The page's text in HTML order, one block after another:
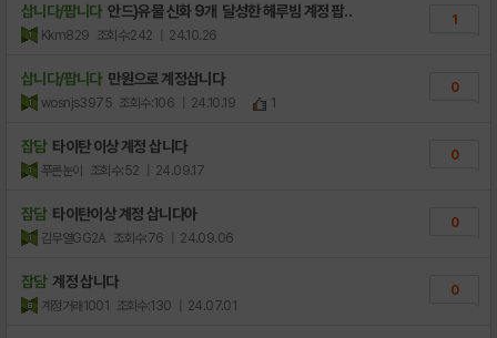
삽니다/팝니다 안드)유물 신화 9개 달성한 헤루빔 계정 팝..
Kkm829 조회수:242 | 24.10.26
1
삽니다/팝니다 만원으로 계정삽니다
wosnjs3975 조회수:106 | 24.10.19 1
0
잡담 타이탄 이상 계정 삽니다
푸른눈이 조회수:52 | 24.09.17
0
잡담 타이탄이상 계정 삽니다아
김무열GG2A 조회수:76 | 24.09.06
0
잡담 계정 삽니다
계정거래1001 조회수:130 | 24.07.01
0